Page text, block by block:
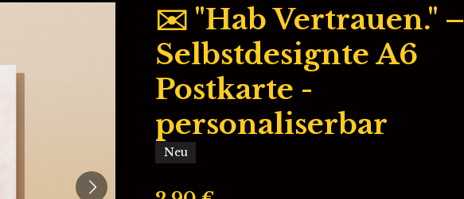
✉️ "Hab Vertrauen." –
Selbstdesignte A6
Postkarte -
personaliserbar
Neu